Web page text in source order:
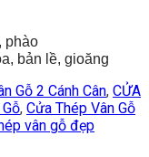
phào
bản lề, gioăng
Gỗ 2 Cánh Cân, CỬA
, Cửa Thép Vân Gỗ
vân gỗ đẹp